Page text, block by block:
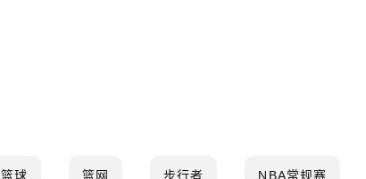
篮球 篮网 步行者 NBA常规赛